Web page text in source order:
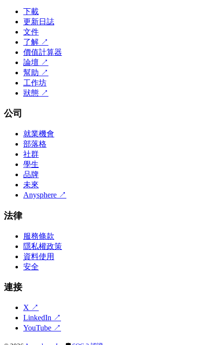
下載
更新日誌
文件
了解 ↗
價值計算器
論壇 ↗
幫助 ↗
工作坊
狀態 ↗
公司
就業機會
部落格
社群
學生
品牌
未來
Anysphere ↗
法律
服務條款
隱私權政策
資料使用
安全
連接
X ↗
LinkedIn ↗
YouTube ↗